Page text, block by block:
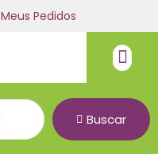
Meus Pedidos
Buscar